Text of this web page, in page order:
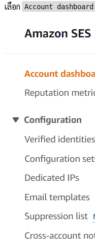
เลือก Account dashboard